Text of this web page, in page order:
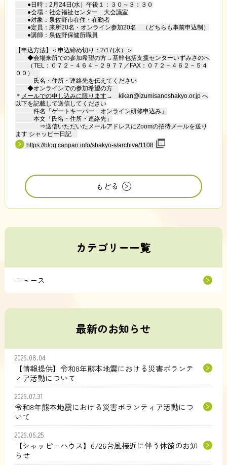
●日時：2月24日(水）午後１：３０～３：３０
●会場：社会福祉センター 大会議室
●対象：泉佐野市在住・在勤者
●定員：来所20名・オンライン参加20名 （どちらも事前申込制）
●講師：泉佐野保健所職員
【申込方法】＜申込締め切り：2/17(水）＞
◆会場来所での参加希望の方→基幹包括支援センターいずみさのへ
（TEL：０７２－４６４－２９７７ ／FAX：０７２－４６２－５４
００）
氏名・住所・連絡先を伝えてください
◆オンラインでの参加希望の方
＊ メールでの申し込みに限ります→ kikan@izumisanoshakyo.or.jp へ
以下を記載して送信してください
件名「ゲートキーパー オンライン研修申込み」
本文「氏名・住所・連絡先」
⇒送信いただいたメールアドレスにZoomの招待メールを送り
ます シャッピー日記
https://blog.canpan.info/shakyo-s/archive/1108
もどる
カテゴリー一覧
ニュース
最新のお知らせ
2026.08.04
【情報提供】令和8年熊本地震における災害ボランテ
ィア活動について
2026.07.31
令和8年熊本地震における災害ボランティア活動につ
いて
2026.06.25
【シャッピーハウス】6/26台風接近に伴う休館のお知
らせ